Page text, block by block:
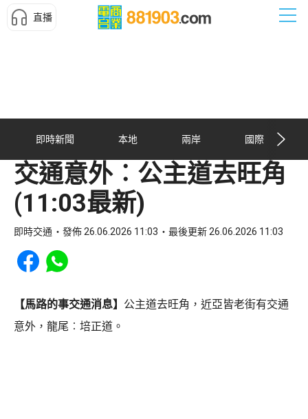
直播
即時新聞 本地 兩岸 國際
交通意外︰公主道去旺角
(11:03最新)
即時交通 發佈 26.06.2026 11:03 最後更新 26.06.2026 11:03
Share to Facebook
Share to WhatsApp
【馬路的事交通消息】 公主道去旺角，近亞皆老街有交通
意外，龍尾︰培正道。